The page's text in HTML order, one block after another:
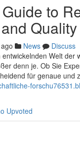
to
Quality
News
Discuss
Welt
denn je. Ob Sie
für genaue
Upvoted